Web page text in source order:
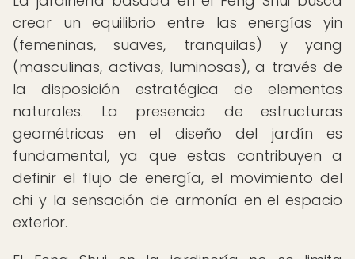
crear un equilibrio entre las energías yin
(femeninas, suaves, tranquilas) y yang
(masculinas, activas, luminosas), a través de
la disposición estratégica de elementos
naturales. La presencia de estructuras
geométricas en el diseño del jardín es
fundamental, ya que estas contribuyen a
definir el flujo de energía, el movimiento del
chi y la sensación de armonía en el espacio
exterior.